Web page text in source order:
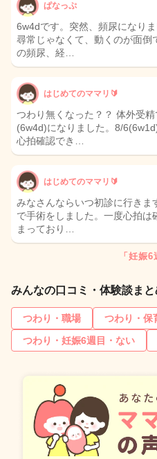
ぱなっぷ
6w4dです。突然、頻尿になり
尋常じゃなくて、動くのが面倒
の頻尿、経…
はじめてのママリ🔰
つわり無くなった？？ 体外受
(6w4d)になりました。8/
心拍確認でき…
はじめてのママリ🔰
みなさんならいつ初診に行きま
で手術をしました。一度心拍は
まっており…
「妊娠
みんなの口コミ・体験談ま
つわり・職場 つわり・保
つわり・妊娠6週目・ない